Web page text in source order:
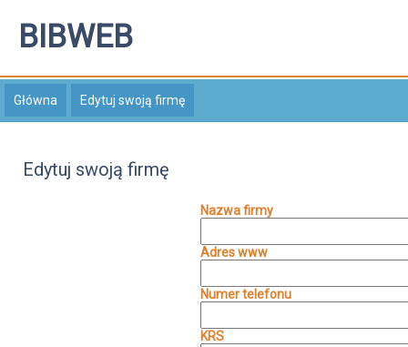
BIBWEB
Główna Edytuj swoją firmę
Edytuj swoją firmę
Nazwa firmy
Adres www
Numer telefonu
KRS